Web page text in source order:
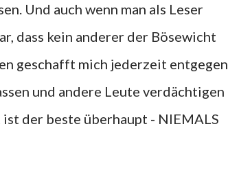
Und auch wenn man als Leser
dass kein anderer der Bösewicht
geschafft mich jederzeit entgegen
und andere Leute verdächtigen
der beste überhaupt - NIEMALS